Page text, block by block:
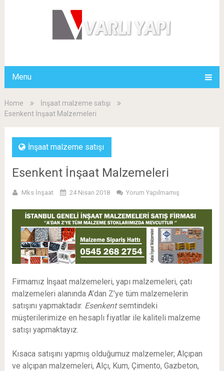
Menu
Home
İnşaat malzeme satışı
Esenkent İnşaat Malzemeleri
İnşaat malzeme satışı
Esenkent İnşaat Malzemeleri
Mks İnşaat 24 Nisan 2018 Yorum Yapılmamış
Firmamız İnşaat malzemeleri, yapı malzemeleri, çatı
malzemeleri alanında A’dan Z’ye tüm malzemelerin
satışını yapmaktadır. Esenkentsemtindeki
müşterilerimize en hesaplı fiyatlar ile kaliteli malzeme
satışı yapmaktayız.
Kısaca satışını yapmış olduğumuz malzemeler; Alçıpan
ve alçıpan malzemeleri, Alçı, Kum, Çimento, Gazbeton,